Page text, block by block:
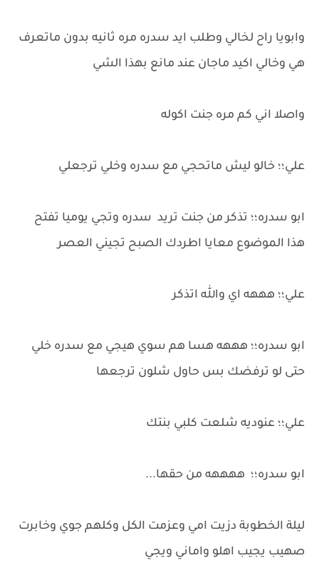
وابويا راح لخالي وطلب ايد سدره مره ثانيه بدون ماتعرف
هي وخالي اكيد ماجان عند مانع بهذا الشي
واصلا اني كم مره جنت اكوله
علي؛؛ خالو ليش ماتحجي مع سدره وخلي ترجعلي
ابو سدره؛؛ تذكر من جنت تريد سدره وتجي يوميا تفتح
هذا الموضوع معايا اطردك الصبح تجيني العصر
علي؛؛ هههه اي والله اتذكر
ابو سدره؛؛ هههه هسا هم سوي هيجي مع سدره خلي
حتى لو ترفضك بس حاول شلون ترجعها
علي؛؛ عنوديه شلعت كلبي بنتك
ابو سدره؛؛ ههههه من حقها...
ليلة الخطوبة دزيت امي وعزمت الكل وكلهم جوي وخابرت
صهيب يجيب اهلو واماني ويجي